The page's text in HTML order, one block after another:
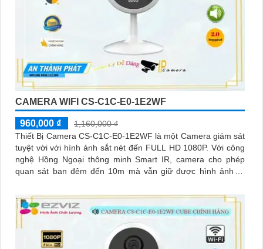
CAMERA WIFI CS-C1C-E0-1E2WF
960,000 ₫
1,160,000 ₫
Thiết Bị Camera CS-C1C-E0-1E2WF là một Camera giám sát
tuyệt vời với hình ảnh sắt nét đến FULL HD 1080P. Với công
nghệ Hồng Ngoại thông minh Smart IR, camera cho phép
quan sát ban đêm đến 10m mà vẫn giữ được hình ảnh rõ